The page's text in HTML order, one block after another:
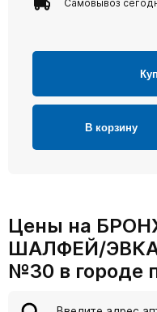
Самовывоз
В корзину
Цены на
ШАЛФЕЙ/
№30 в городе